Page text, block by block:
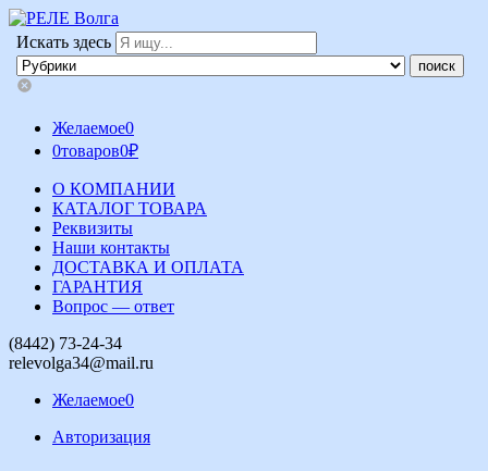
Искать здесь
Желаемое0
0товаров0₽
О КОМПАНИИ
КАТАЛОГ ТОВАРА
Реквизиты
Наши контакты
ДОСТАВКА И ОПЛАТА
ГАРАНТИЯ
Вопрос — ответ
(8442) 73-24-34
relevolga34@mail.ru
Желаемое0
Авторизация